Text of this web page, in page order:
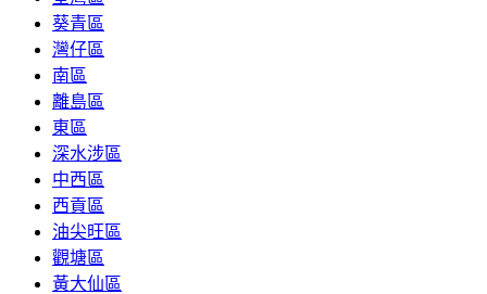
葵青區
灣仔區
南區
離島區
東區
深水涉區
中西區
西貢區
油尖旺區
觀塘區
黃大仙區